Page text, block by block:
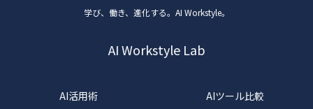
学び、働き、進化する。AI Workstyle。
AI Workstyle Lab
AI活用術
AIツール比較